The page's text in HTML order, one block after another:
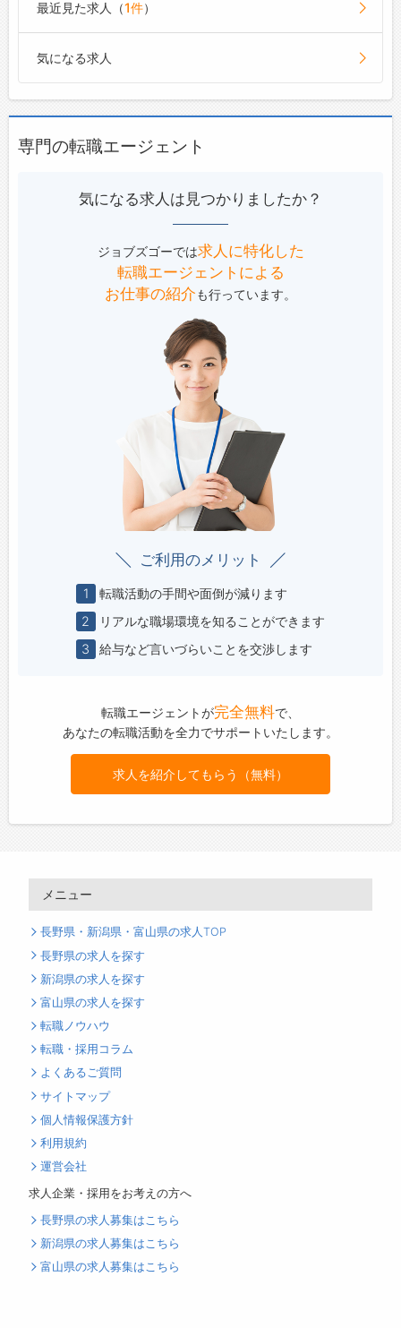
最近見た求人（1件）
気になる求人
専門の転職エージェント
気になる求人は見つかりましたか？
ジョブズゴーでは求人に特化した
転職エージェントによる
お仕事の紹介も行っています。
ご利用のメリット
1
転職活動の手間や面倒が減ります
2
リアルな職場環境を知ることができます
3
給与など言いづらいことを交渉します
転職エージェントが完全無料で、
あなたの転職活動を全力でサポートいたします。
求人を紹介してもらう（無料）
メニュー
長野県・新潟県・富山県の求人TOP
長野県の求人を探す
新潟県の求人を探す
富山県の求人を探す
転職ノウハウ
転職・採用コラム
よくあるご質問
サイトマップ
個人情報保護方針
利用規約
運営会社
求人企業・採用をお考えの方へ
長野県の求人募集はこちら
新潟県の求人募集はこちら
富山県の求人募集はこちら